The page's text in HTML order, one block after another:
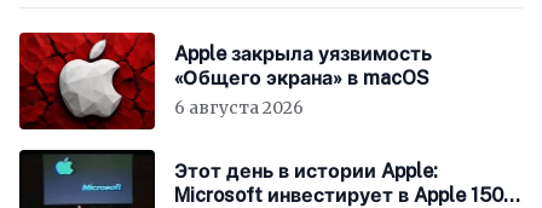
Apple закрыла уязвимость
«Общего экрана» в macOS
6 августа 2026
Этот день в истории Apple:
Microsoft инвестирует в Apple 150